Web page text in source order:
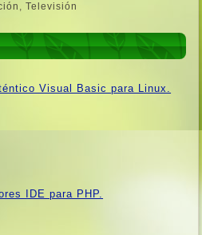
,Televisión
Visual Basic para Linux.
IDE para PHP.